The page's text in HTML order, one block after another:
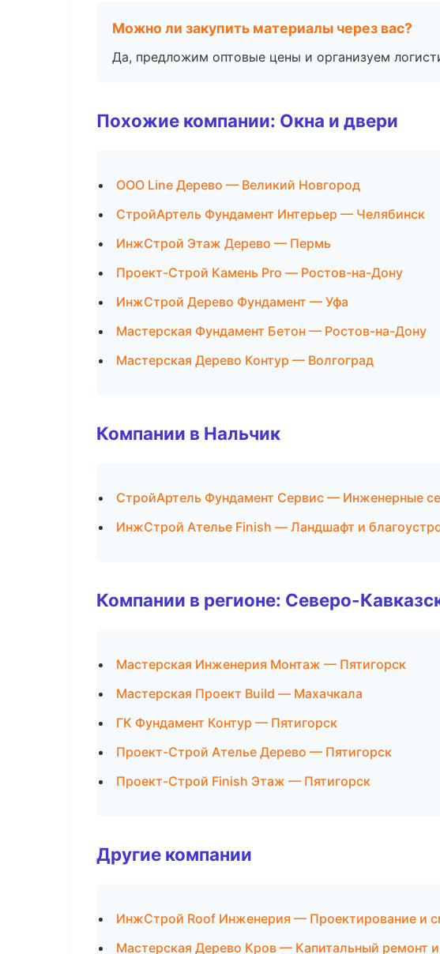
Можно ли закупить материалы через вас?
Да, предложим оптовые цены и организуем
Похожие компании: Окна и двери
ООО Line Дерево — Великий Новгород
СтройАртель Фундамент Интерьер — Челябинск
ИнжСтрой Этаж Дерево — Пермь
Проект-Строй Камень Pro — Ростов-на-Дону
ИнжСтрой Дерево Фундамент — Уфа
Мастерская Фундамент Бетон — Ростов-на-Дону
Мастерская Дерево Контур — Волгоград
Компании в Нальчик
СтройАртель Фундамент Сервис — Инженерные
ИнжСтрой Ателье Finish — Ландшафт и
Компании в регионе: Северо-
Мастерская Инженерия Монтаж — Пятигорск
Мастерская Проект Build — Махачкала
ГК Фундамент Контур — Пятигорск
Проект-Строй Ателье Дерево — Пятигорск
Проект-Строй Finish Этаж — Пятигорск
Другие компании
ИнжСтрой Roof Инженерия — Проектирование и
Мастерская Дерево Кров — Капитальный ремонт